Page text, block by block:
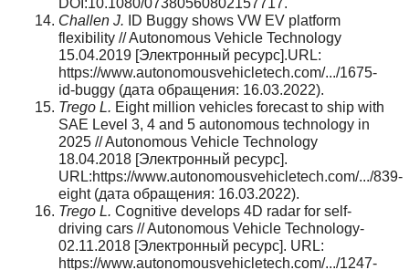
DOI:10.1080/07380560802157717.
Challen J. ID Buggy shows VW EV platform
flexibility // Autonomous Vehicle Technology
15.04.2019 [Электронный ресурс].URL:
https://www.autonomousvehicletech.com/.../1675-
id-buggy (дата обращения: 16.03.2022).
Trego L. Eight million vehicles forecast to ship with
SAE Level 3, 4 and 5 autonomous technology in
2025 // Autonomous Vehicle Technology
18.04.2018 [Электронный ресурс].
URL:https://www.autonomousvehicletech.com/.../839-
eight (дата обращения: 16.03.2022).
Trego L. Cognitive develops 4D radar for self-
driving cars // Autonomous Vehicle Technology-
02.11.2018 [Электронный ресурс]. URL:
https://www.autonomousvehicletech.com/.../1247-